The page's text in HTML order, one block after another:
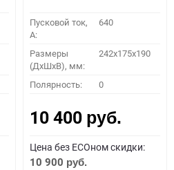
Пусковой ток,
A:
640
Размеры
(ДхШхВ), мм:
242x175x190
Полярность: 0
10 400 руб.
Цена без ECOном скидки:
10 900 руб.